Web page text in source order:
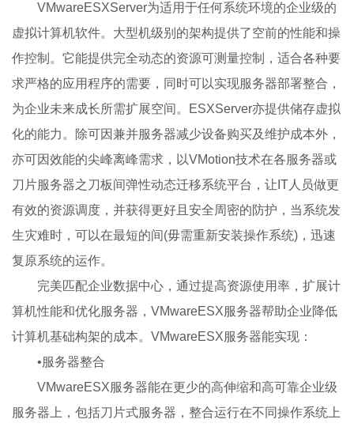
VMwareESXServer为适用于任何系统环境的企业级的
虚拟计算机软件。大型机级别的架构提供了空前的性能和操
作控制。它能提供完全动态的资源可测量控制，适合各种要
求严格的应用程序的需要，同时可以实现服务器部署整合，
为企业未来成长所需扩展空间。ESXServer亦提供储存虚拟
化的能力。除可因兼并服务器减少设备购买及维护成本外，
亦可因效能的尖峰离峰需求，以VMotion技术在各服务器或
刀片服务器之刀板间弹性动态迁移系统平台，让IT人员做更
有效的资源调度，并获得更好且安全周密的防护，当系统发
生灾难时，可以在最短的间(毋需重新安装操作系统)，迅速
复原系统的运作。
完美匹配企业数据中心，通过提高资源使用率，扩展计
算机性能和优化服务器，VMwareESX服务器帮助企业降低
计算机基础构架的成本。VMwareESX服务器能实现：
•服务器整合
VMwareESX服务器能在更少的高伸缩和高可靠企业级
服务器上，包括刀片式服务器，整合运行在不同操作系统上